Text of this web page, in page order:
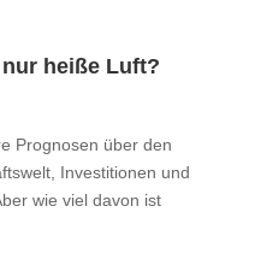
heiße Luft?
Prognosen über den
Investitionen und
wie viel davon ist